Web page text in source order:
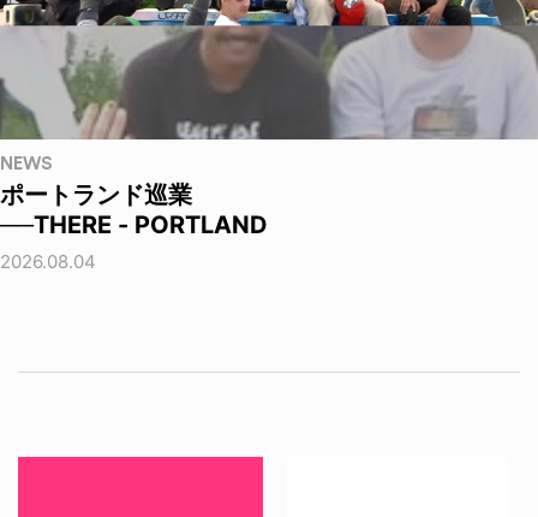
NEWS
ポートランド巡業
──THERE - PORTLAND
2026.08.04